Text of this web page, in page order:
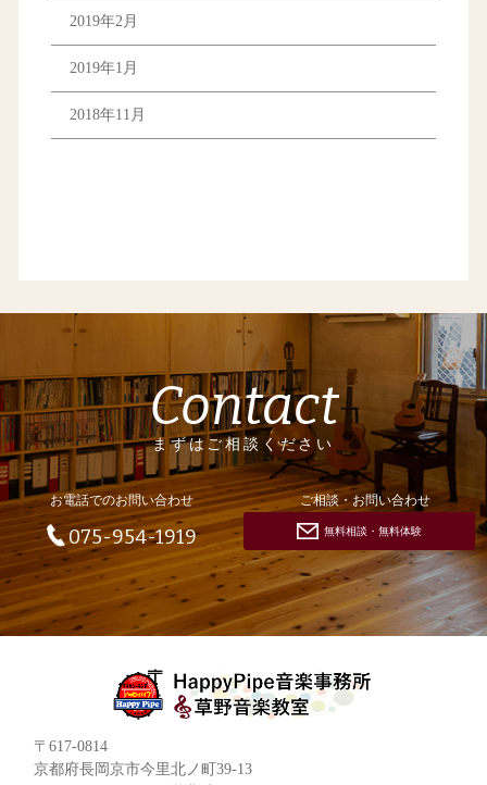
2019年2月
2019年1月
2018年11月
Contact
まずはご相談ください
お電話でのお問い合わせ
075-954-1919
ご相談・お問い合わせ
無料相談・無料体験
〒617-0814
京都府長岡京市今里北ノ町39-13